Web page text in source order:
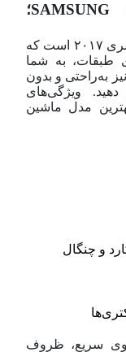
ماشین ظرفشویی SAMSUNG D159STS؛
ماشین ظرفشویی D159 سامسونگ از سری ۲۰۱۷ است که
طبقات، به شما
به‌راحتی و بدون
ویژگی‌های
مدل ماشین
و چنگال
سریع، ظروف